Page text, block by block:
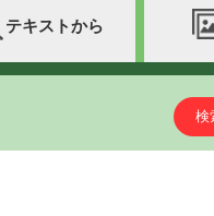
テキストから
検